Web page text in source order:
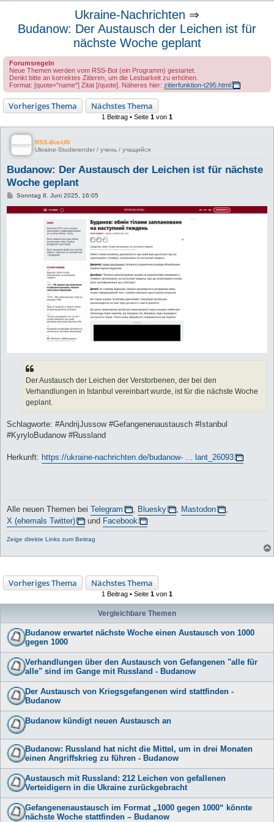
Ukraine-Nachrichten ⇒
Budanow: Der Austausch der Leichen ist für
nächste Woche geplant
Forumsregeln
Neue Themen werden vom RSS-Bot (ein Programm) gestartet.
Denkt bitte an korrektes Zitieren, um die Lesbarkeit zu erhöhen.
Format: [quote="name"] Zitat [/quote]. Näheres hier: zitierfunktion-t295.html
Vorheriges Thema Nächstes Thema
1 Beitrag • Seite 1 von 1
RSS-Bot-UN
Ukraine-Studierender / учень / учащийся
Budanow: Der Austausch der Leichen ist für nächste
Woche geplant
BSonntag 8. Juni 2025, 16:05
Der Austausch der Leichen der Verstorbenen, der bei den
Verhandlungen in Istanbul vereinbart wurde, ist für die nächste Woche
geplant.
Schlagworte: #AndrijJussow #Gefangenenaustausch #Istanbul
#KyryloBudanow #Russland
Herkunft: https://ukraine-nachrichten.de/budanow- ... lant_26093
Alle neuen Themen bei Telegram , Bluesky , Mastodon
,
X (ehemals Twitter)
und Facebook
Zeige direkte Links zum Beitrag
Vorheriges Thema Nächstes Thema
1 Beitrag • Seite 1 von 1
Vergleichbare Themen
Budanow erwartet nächste Woche einen Austausch von 1000
gegen 1000
Verhandlungen über den Austausch von Gefangenen "alle für
alle" sind im Gange mit Russland - Budanow
Der Austausch von Kriegsgefangenen wird stattfinden -
Budanow
Budanow kündigt neuen Austausch an
Budanow: Russland hat nicht die Mittel, um in drei Monaten
einen Angriffskrieg zu führen - Budanow
Austausch mit Russland: 212 Leichen von gefallenen
Verteidigern in die Ukraine zurückgebracht
Gefangenenaustausch im Format „1000 gegen 1000“ könnte
nächste Woche stattfinden – Budanow